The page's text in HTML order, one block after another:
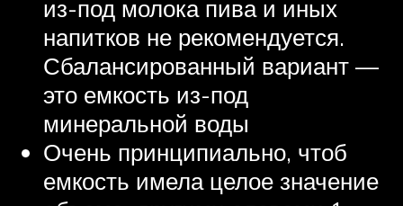
из-под молока пива и иных
напитков не рекомендуется.
Сбалансированный вариант —
это емкость из-под
минеральной воды
Очень принципиально, чтоб
емкость имела целое значение